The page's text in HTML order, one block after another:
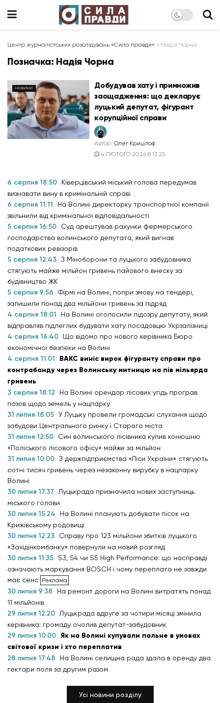
Центр журналістських розслідувань «Сила правди» > Надія Чорна
Позначка: Надія Чорна
НОВИНИ
Добудував хату і примножив
заощадження: що декларує
луцький депутат, фігурант
корупційної справи
Автор: Олег Криштоф
4 ЛЮТОГО 2026 В 13:25
6 серпня 18:50
Ківерцівський міський голова передумав
визнавати вину в кримінальній справі
6 серпня 11:11
На Волині директорку транспортної компанії
звільнили від кримінальної відповідальності
5 серпня 16:50
Суд арештував рахунки фермерського
господарства волинського депутата, який вигнав
податкових ревізорів
5 серпня 12:43 З Міноборони та луцького забудовника
стягують майже мільйон гривень пайового внеску за
будівництво ЖК
5 серпня 9:56
Фірмі на Волині, попри змову на тендері,
залишили понад два мільйони гривень за підряд
4 серпня 18:01
На Волині оголосили підозру депутату, який
відправляв підлеглих будувати хату посадовцю Укрзалізниці
4 серпня 16:40
Що відомо про нового керівника Бюро
економічної безпеки на Волині
4 серпня 11:01
ВАКС виніс вирок фігуранту справи про
контрабанду через Волинську митницю на пів мільярда
гривень
3 серпня 18:12
На Волині орендар лісових угідь програв
позов щодо земель у нацпарку
31 липня 18:05 У Луцьку провели громадські слухання щодо
забудови Центрального ринку і Старого міста
31 липня 12:50
Син волинського лісівника купив конюшню
«Поліського лісового офісу» майже за мільйон
31 липня 10:00 З держпідприємства «Ліси України» стягують
сотні тисяч гривень через незаконну вирубку в нацпарку
Волині
30 липня 17:37
Луцькрада призначила нових заступниць
міського голови
30 липня 15:24
На Волині планують добувати пісок на
Крижівському родовищі
30 липня 12:23
Справу про 123 мільйони збитків луцького
«Західінкомбанку» повернули на новий розгляд
30 липня 11:35 S3, S4 чи S5 High Performance: що насправді
означають маркування BOSCH і чому переплата не завжди
має сенс
30 липня 9:38
На ремонт дороги на Волині витратять понад
11 мільйонів
29 липня 12:20
Луцькрада вдруге за чотири місяці змінила
керівника: громаду очолив депутат-забудовник
29 липня 10:00 Як на Волині купували пальне в умовах
світової кризи і хто переплатив
28 липня 17:48
На Волині селищна рада здала в оренду два
гектари поля за другим разом
Усі новини розділу